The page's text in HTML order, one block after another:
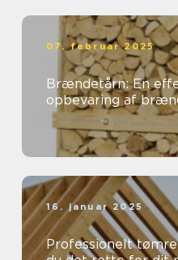
07. februar 2025
Brændetårn: En
opbevaring af
16. januar 2025
Professionelt